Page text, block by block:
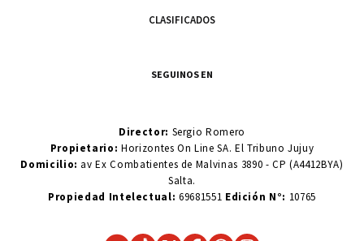
CLASIFICADOS
SEGUINOS EN
Director: Sergio Romero
Propietario:Horizontes On Line SA. El Tribuno Jujuy
Domicilio: av Ex Combatientes de Malvinas 3890 - CP (A4412BYA)
Salta.
Propiedad Intelectual: 69681551 Edición N°: 10765